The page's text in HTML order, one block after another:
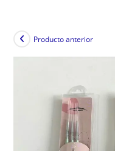
Producto anterior